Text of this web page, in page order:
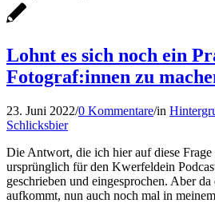
Lohnt es sich noch ein
Fotograf:innen zu
23. Juni 2022/0 Kommentare/in
Schlicksbier
Die Antwort, die ich hier auf diese Frage
ursprünglich für den Kwerfeldein
geschrieben und eingesprochen. Aber
aufkommt, nun auch noch mal in